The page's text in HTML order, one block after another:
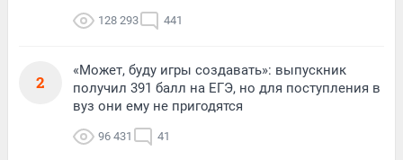
128 293 441
2
«Может, буду игры создавать»: выпускник
получил 391 балл на ЕГЭ, но для поступления в
вуз они ему не пригодятся
96 431 41